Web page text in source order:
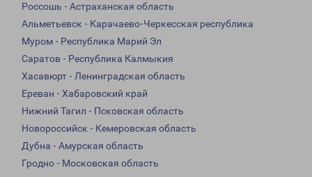
Россошь - Астраханская область
Альметьевск - Карачаево-Черкесская республика
Муром - Республика Марий Эл
Саратов - Республика Калмыкия
Хасавюрт - Ленинградская область
Ереван - Хабаровский край
Нижний Тагил - Псковская область
Новороссийск - Кемеровская область
Дубна - Амурская область
Гродно - Московская область